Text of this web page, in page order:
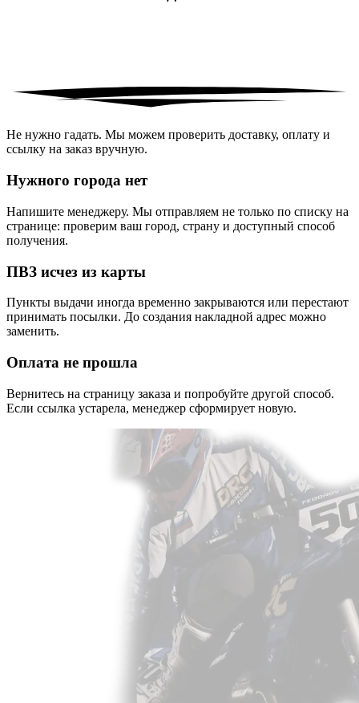
Не нужно гадать. Мы можем проверить доставку, оплату и
ссылку на заказ вручную.
Нужного города нет
Напишите менеджеру. Мы отправляем не только по списку на
странице: проверим ваш город, страну и доступный способ
получения.
ПВЗ исчез из карты
Пункты выдачи иногда временно закрываются или перестают
принимать посылки. До создания накладной адрес можно
заменить.
Оплата не прошла
Вернитесь на страницу заказа и попробуйте другой способ.
Если ссылка устарела, менеджер сформирует новую.